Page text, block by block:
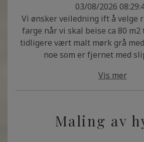
03/08/2026
Vi ønsker veiledning ift å velge
farge når vi skal beise ca 80 m2
tidligere vært malt mørk grå
noe som er fjernet med
Vis mer
Maling av